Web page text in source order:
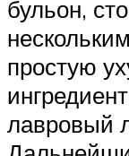
бульон,
простую
лавровый